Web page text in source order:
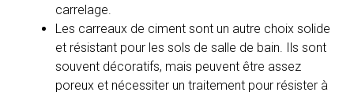
carrelage.
Les carreaux de ciment sont un autre choix solide
et résistant pour les sols de salle de bain. Ils sont
souvent décoratifs, mais peuvent être assez
poreux et nécessiter un traitement pour résister à